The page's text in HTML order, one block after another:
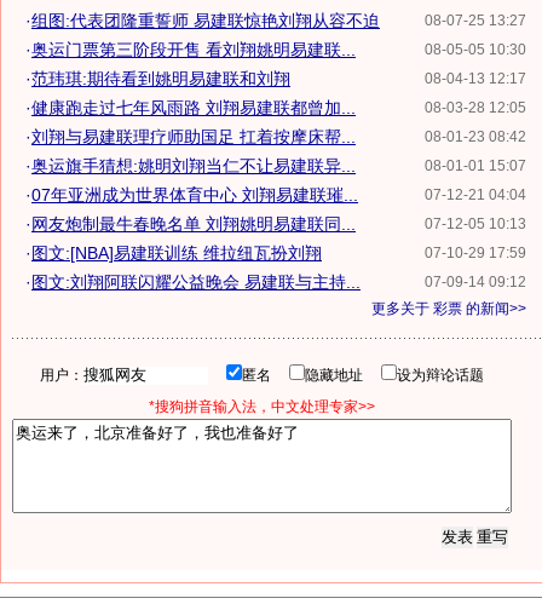
08-07-25 13:27
·组图:代表团隆重誓师 易建联惊艳刘翔从容不迫
08-05-05 10:30
·奥运门票第三阶段开售 看刘翔姚明易建联...
08-04-13 12:17
·范玮琪:期待看到姚明易建联和刘翔
08-03-28 12:05
·健康跑走过七年风雨路 刘翔易建联都曾加...
08-01-23 08:42
·刘翔与易建联理疗师助国足 扛着按摩床帮...
08-01-01 15:07
·奥运旗手猜想:姚明刘翔当仁不让易建联异...
07-12-21 04:04
·07年亚洲成为世界体育中心 刘翔易建联璀...
07-12-05 10:13
·网友炮制最牛春晚名单 刘翔姚明易建联同...
07-10-29 17:59
·图文:[NBA]易建联训练 维拉纽瓦扮刘翔
07-09-14 09:12
·图文:刘翔阿联闪耀公益晚会 易建联与主持...
更多关于 彩票 的新闻>>
用户： 匿名 隐藏地址
设为辩论话题
*搜狗拼音输入法，中文处理专家>>